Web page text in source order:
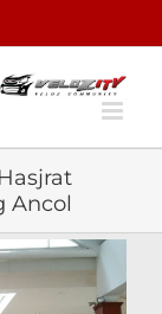
Ancol